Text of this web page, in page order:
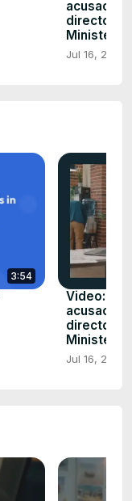
directora
Ministerio
Jul 16, 2024
3:54
Video:
directora
Ministerio
Jul 16, 2024